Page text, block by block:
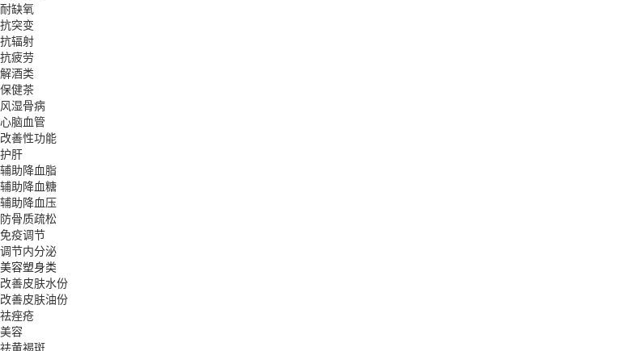
耐缺氧
抗突变
抗辐射
抗疲劳
解酒类
保健茶
风湿骨病
心脑血管
改善性功能
护肝
辅助降血脂
辅助降血糖
辅助降血压
防骨质疏松
免疫调节
调节内分泌
美容塑身类
改善皮肤水份
改善皮肤油份
祛痤疮
美容
祛黄褐斑